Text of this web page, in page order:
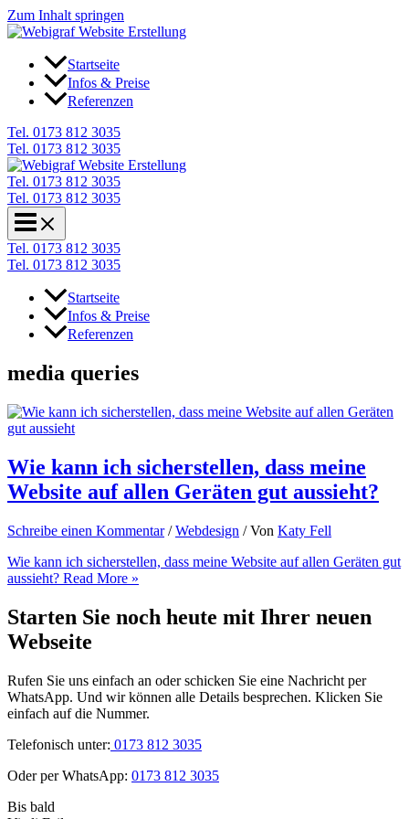
Zum Inhalt springen
Startseite
Infos & Preise
Referenzen
Tel. 0173 812 3035
Tel. 0173 812 3035
Tel. 0173 812 3035
Tel. 0173 812 3035
Tel. 0173 812 3035
Tel. 0173 812 3035
Startseite
Infos & Preise
Referenzen
media queries
Wie kann ich sicherstellen, dass meine
Website auf allen Geräten gut aussieht?
Schreibe einen Kommentar /Webdesign / Von Katy Fell
Wie kann ich sicherstellen, dass meine Website auf allen Geräten gut
aussieht? Read More »
Starten Sie noch heute mit Ihrer neuen
Webseite
Rufen Sie uns einfach an oder schicken Sie eine Nachricht per
WhatsApp. Und wir können alle Details besprechen. Klicken Sie
einfach auf die Nummer.
Telefonisch unter: 0173 812 3035
Oder per WhatsApp: 0173 812 3035
Bis bald